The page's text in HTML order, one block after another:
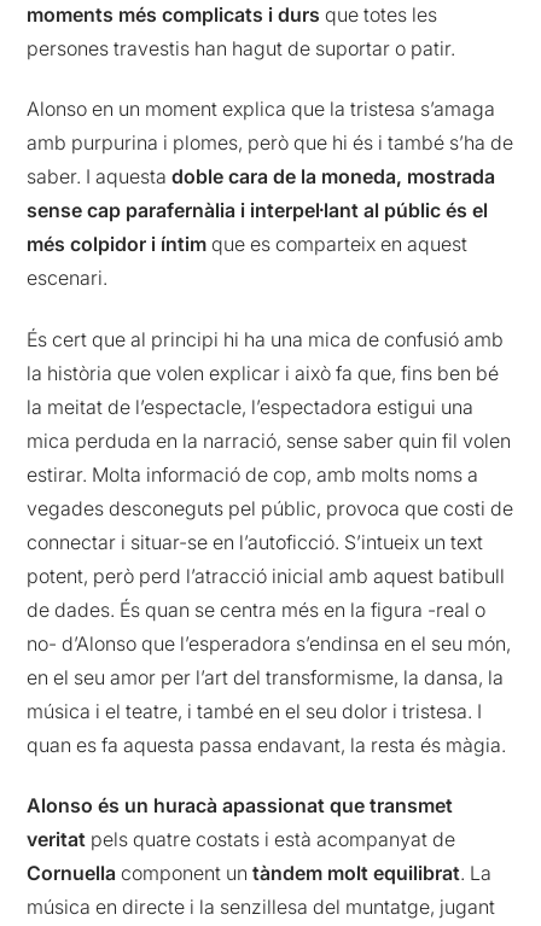
moments més complicats i durs que totes les
persones travestis han hagut de suportar o patir.
Alonso en un moment explica que la tristesa s’amaga
amb purpurina i plomes, però que hi és i també s’ha de
saber. I aquestadoble cara de la moneda, mostrada
sense cap parafernàlia i interpel·lant al públic és el
més colpidor i íntim que es comparteix en aquest
escenari.
És cert que al principi hi ha una mica de confusió amb
la història que volen explicar i això fa que, fins ben bé
la meitat de l’espectacle, l’espectadora estigui una
mica perduda en la narració, sense saber quin fil volen
estirar. Molta informació de cop, amb molts noms a
vegades desconeguts pel públic, provoca que costi de
connectar i situar-se en l’autoficció. S’intueix un text
potent, però perd l’atracció inicial amb aquest batibull
de dades. És quan se centra més en la figura -real o
no- d’Alonso que l’esperadora s’endinsa en el seu món,
en el seu amor per l’art del transformisme, la dansa, la
música i el teatre, i també en el seu dolor i tristesa. I
quan es fa aquesta passa endavant, la resta és màgia.
Alonso és un huracà apassionat que transmet
veritat pels quatre costats i està acompanyat de
Cornuella component untàndem molt equilibrat. La
música en directe i la senzillesa del muntatge, jugant